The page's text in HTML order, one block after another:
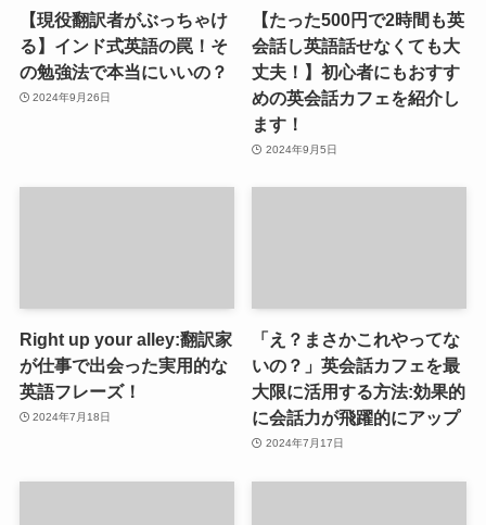
【現役翻訳者がぶっちゃけ
る】インド式英語の罠！そ
の勉強法で本当にいいの？
2024年9月26日
【たった500円で2時間も英
会話し英語話せなくても大
丈夫！】初心者にもおすす
めの英会話カフェを紹介し
ます！
2024年9月5日
Right up your alley:翻訳家
が仕事で出会った実用的な
英語フレーズ！
2024年7月18日
「え？まさかこれやってな
いの？」英会話カフェを最
大限に活用する方法:効果的
に会話力が飛躍的にアップ
2024年7月17日